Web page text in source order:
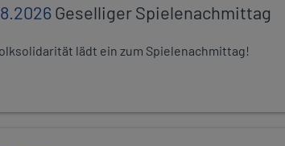
Geselliger Spielenachmittag
lädt ein zum Spielenachmittag!